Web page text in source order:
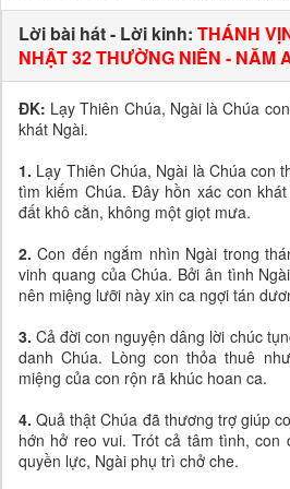
Lời bài hát - Lời kinh: THÁNH
NHẬT 32 THƯỜNG NIÊN - NĂM
ĐK: Lạy Thiên Chúa, Ngài là Chúa
khát Ngài.
1. Lạy Thiên Chúa, Ngài là Chúa con
tìm kiếm Chúa. Đây hồn xác con
đất khô cằn, không một giọt mưa.
2. Con đến ngắm nhìn Ngài trong
vinh quang của Chúa. Bởi ân tình
nên miệng lưỡi này xin ca ngợi tán
3.Cả đời con nguyện dâng lời chúc
danh Chúa. Lòng con thỏa thuê
miệng của con rộn rã khúc hoan ca.
4.Quả thật Chúa đã thương trợ giúp
hớn hở reo vui. Trót cả tâm tình, con
quyền lực, Ngài phụ trì chở che.